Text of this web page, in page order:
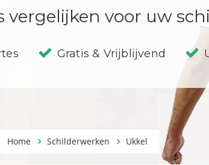
vergelijken voor uw
Gratis & Vrijblijvend
Home Schilderwerken Ukkel